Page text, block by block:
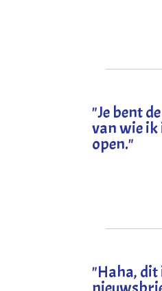
"Je bent
van wie ik
open."
"Haha, dit